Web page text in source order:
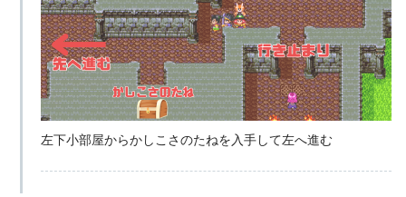
左下小部屋からかしこさのたねを入手して左へ進む